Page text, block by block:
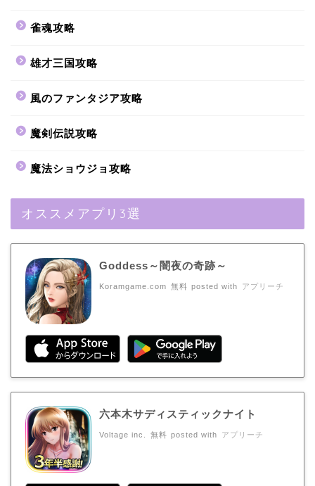
雀魂攻略
雄才三国攻略
風のファンタジア攻略
魔剣伝説攻略
魔法ショウジョ攻略
オススメアプリ3選
Goddess～闇夜の奇跡～
Koramgame.com 無料 posted with アプリーチ
六本木サディスティックナイト
Voltage inc. 無料 posted with アプリーチ